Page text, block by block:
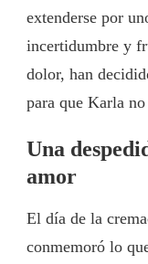
extenderse por
incertidumbre y
dolor, han
para que Karla
Una
amor
El día de la
conmemoró lo